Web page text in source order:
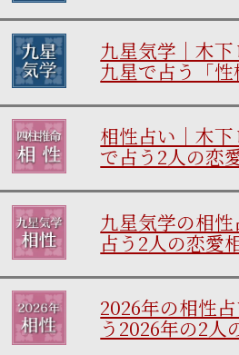
九星気学｜木
九星で占う「
相性占い｜木
で占う2人の恋
九星気学の相
占う2人の恋愛
2026年の相性
う2026年の2人